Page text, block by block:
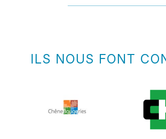
ILS NOUS FONT